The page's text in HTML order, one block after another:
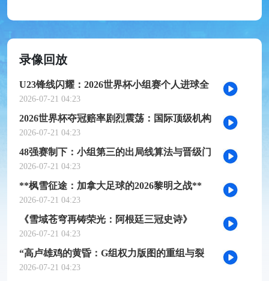
录像回放
U23锋线闪耀：2026世界杯小组赛个人进球全
记录
2026-07-21 04:23
2026世界杯夺冠赔率剧烈震荡：国际顶级机构
最新榜单出炉
2026-07-21 04:23
48强赛制下：小组第三的出局线算法与晋级门
槛推演
2026-07-21 04:23
**枫雪征途：加拿大足球的2026黎明之战**
2026-07-21 04:23
《雪域苍穹再铸荣光：阿根廷三冠史诗》
2026-07-21 04:23
“高卢雄鸡的黄昏：G组权力版图的重组与裂
变”
2026-07-21 04:23